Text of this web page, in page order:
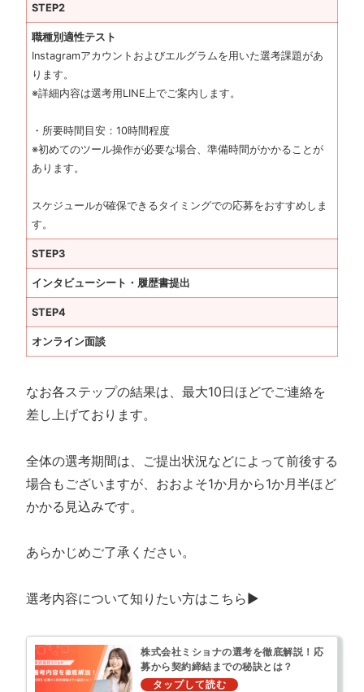
STEP2
職種別適性テスト
Instagramアカウントおよびエルグラムを用いた選考課題があ
ります。
※詳細内容は選考用LINE上でご案内します。
・所要時間目安：10時間程度
※初めてのツール操作が必要な場合、準備時間がかかることが
あります。
スケジュールが確保できるタイミングでの応募をおすすめしま
す。
STEP3
インタビューシート・履歴書提出
STEP4
オンライン面談
なお各ステップの結果は、最大10日ほどでご連絡を
差し上げております。
全体の選考期間は、ご提出状況などによって前後する
場合もございますが、おおよそ1か月から1か月半ほど
かかる見込みです。
あらかじめご了承ください。
選考内容について知りたい方はこちら▶︎
株式会社ミショナの選考を徹底解説！応
募から契約締結までの秘訣とは？